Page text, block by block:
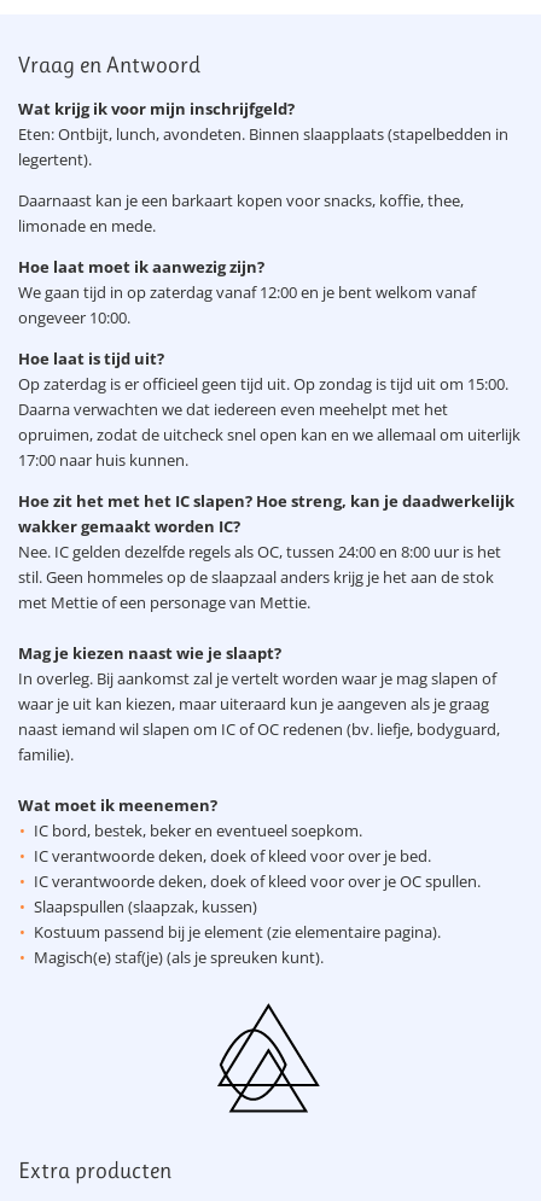
Vraag en Antwoord
Wat krijg ik voor mijn inschrijfgeld?
Eten: Ontbijt, lunch, avondeten. Binnen slaapplaats (stapelbedden in
legertent).
Daarnaast kan je een barkaart kopen voor snacks, koffie, thee,
limonade en mede.
Hoe laat moet ik aanwezig zijn?
We gaan tijd in op zaterdag vanaf 12:00 en je bent welkom vanaf
ongeveer 10:00.
Hoe laat is tijd uit?
Op zaterdag is er officieel geen tijd uit. Op zondag is tijd uit om 15:00.
Daarna verwachten we dat iedereen even meehelpt met het
opruimen, zodat de uitcheck snel open kan en we allemaal om uiterlijk
17:00 naar huis kunnen.
Hoe zit het met het IC slapen? Hoe streng, kan je daadwerkelijk
wakker gemaakt worden IC?
Nee. IC gelden dezelfde regels als OC, tussen 24:00 en 8:00 uur is het
stil. Geen hommeles op de slaapzaal anders krijg je het aan de stok
met Mettie of een personage van Mettie.
Mag je kiezen naast wie je slaapt?
In overleg. Bij aankomst zal je vertelt worden waar je mag slapen of
waar je uit kan kiezen, maar uiteraard kun je aangeven als je graag
naast iemand wil slapen om IC of OC redenen (bv. liefje, bodyguard,
familie).
Wat moet ik meenemen?
IC bord, bestek, beker en eventueel soepkom.
IC verantwoorde deken, doek of kleed voor over je bed.
IC verantwoorde deken, doek of kleed voor over je OC spullen.
Slaapspullen (slaapzak, kussen)
Kostuum passend bij je element (zie elementaire pagina).
Magisch(e) staf(je) (als je spreuken kunt).
Extra producten